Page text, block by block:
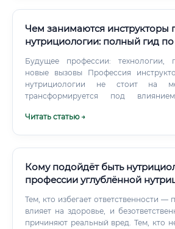
Чем занимаются инструкторы
нутрициологии: полный гид
Будущее профессии: технологии,
новые вызовы Профессия
нутрициологии не стоит на
трансформируется под
активнее используют данные с
Читать статью →
Кому подойдёт быть
профессии углублённой
Тем, кто избегает ответственности —
влияет на здоровье, и
причиняют реальный вред. Тем, кто